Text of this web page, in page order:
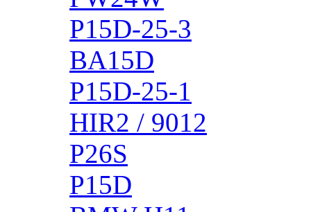
P15D-25-3
BA15D
P15D-25-1
HIR2 / 9012
P26S
P15D